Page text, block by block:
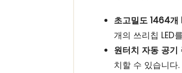
초고밀도 1464개
개의 쓰리칩 LED
원터치 자동 공기
치할 수 있습니다.